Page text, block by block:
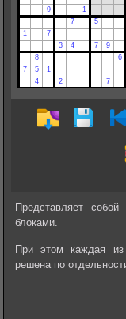
Представляет
блоками.
При этом каждая
решена по